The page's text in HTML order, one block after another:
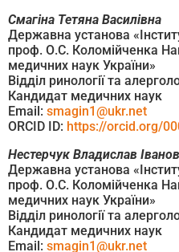
Смагіна Тетяна Василівна
Державна установа
проф. О.С. Коломійченка
медичних наук України»
Відділ ринології та
Кандидат медичних наук
Email: smagin1@ukr.net
ORCID ID: https://orcid.org/
Нестерчук Владислав
Державна установа
проф. О.С. Коломійченка
медичних наук України»
Відділ ринології та
Кандидат медичних наук
Email: smagin1@ukr.net